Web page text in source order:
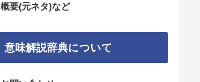
概要(元ネタ)など
意味解説辞典について